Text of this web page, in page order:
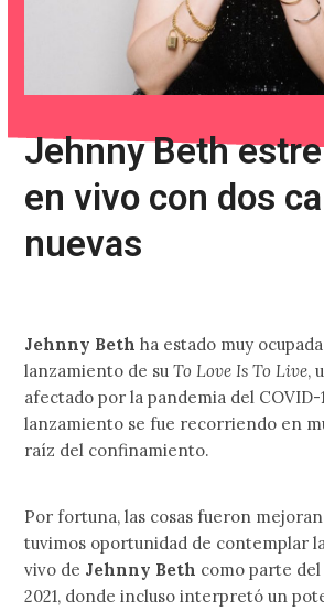
Jehnny Beth
en vivo con dos
nuevas
Jehnny Bethha estado muy
lanzamiento de suTo Love Is To Live,
afectado por la pandemia del COVID-
lanzamiento se fue recorriendo en
raíz del confinamiento.
Por fortuna, las cosas fueron
tuvimos oportunidad de contemplar
vivo de Jehnny Beth como parte del
2021, donde incluso interpretó un